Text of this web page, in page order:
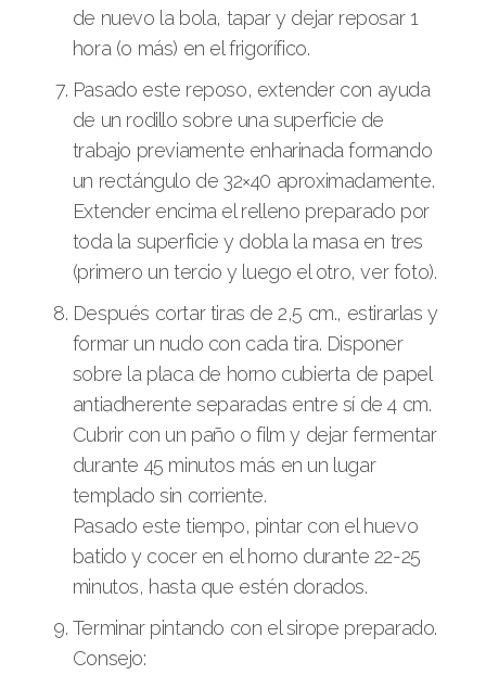
de nuevo la bola, tapar y dejar reposar 1
hora (o más) en el frigorífico.
Pasado este reposo, extender con ayuda
de un rodillo sobre una superficie de
trabajo previamente enharinada formando
un rectángulo de 32×40 aproximadamente.
Extender encima el relleno preparado por
toda la superficie y dobla la masa en tres
(primero un tercio y luego el otro, ver foto).
Después cortar tiras de 2,5 cm., estirarlas y
formar un nudo con cada tira. Disponer
sobre la placa de horno cubierta de papel
antiadherente separadas entre sí de 4 cm.
Cubrir con un paño o film y dejar fermentar
durante 45 minutos más en un lugar
templado sin corriente.
Pasado este tiempo, pintar con el huevo
batido y cocer en el horno durante 22-25
minutos, hasta que estén dorados.
Terminar pintando con el sirope preparado.
Consejo: